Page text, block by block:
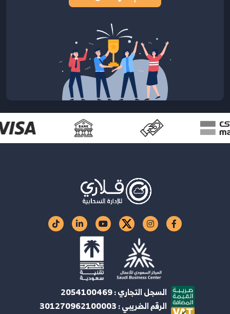
السجل التجاري : 2054100469
الرقم الضريبي : 301270962100003